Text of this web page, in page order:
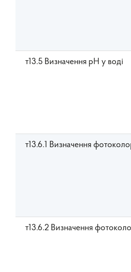
т13.5 Визначення рН у воді
т13.6.1 Визначення
т13.6.2 Визначення